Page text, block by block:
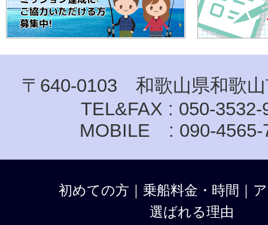
〒640-0103 和歌山県和歌山
TEL&FAX : 050-3532-
MOBILE : 090-4565-
初めての方 ｜ 乗船料金・時間 ｜
選ばれる理由